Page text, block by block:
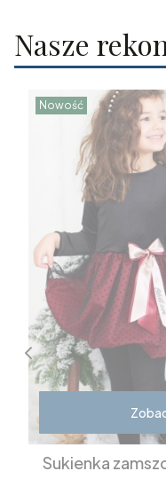
Nasze
Nowość
Sukienka